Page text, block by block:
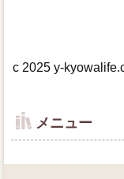
c 2025 y-
メニュー